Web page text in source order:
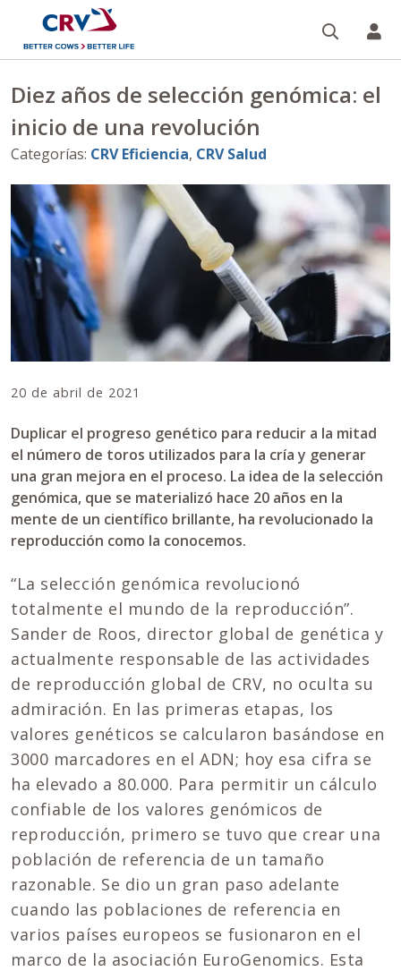
Diez años de selección genómica: el
inicio de una revolución
Categorías: CRV Eficiencia, CRV Salud
20 de abril de 2021
Duplicar el progreso genético para reducir a la mitad
el número de toros utilizados para la cría y generar
una gran mejora en el proceso. La idea de la selección
genómica, que se materializó hace 20 años en la
mente de un científico brillante, ha revolucionado la
reproducción como la conocemos.
“La selección genómica revolucionó
totalmente el mundo de la reproducción”.
Sander de Roos, director global de genética y
actualmente responsable de las actividades
de reproducción global de CRV, no oculta su
admiración. En las primeras etapas, los
valores genéticos se calcularon basándose en
3000 marcadores en el ADN; hoy esa cifra se
ha elevado a 80.000. Para permitir un cálculo
confiable de los valores genómicos de
reproducción, primero se tuvo que crear una
población de referencia de un tamaño
razonable. Se dio un gran paso adelante
cuando las poblaciones de referencia en
varios países europeos se fusionaron en el
marco de la asociación EuroGenomics. Esta